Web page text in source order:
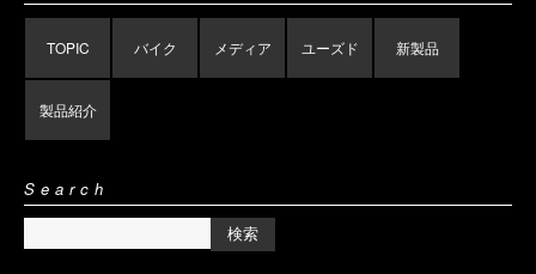
TOPIC バイク メディア ユーズド 新製品
製品紹介
Search